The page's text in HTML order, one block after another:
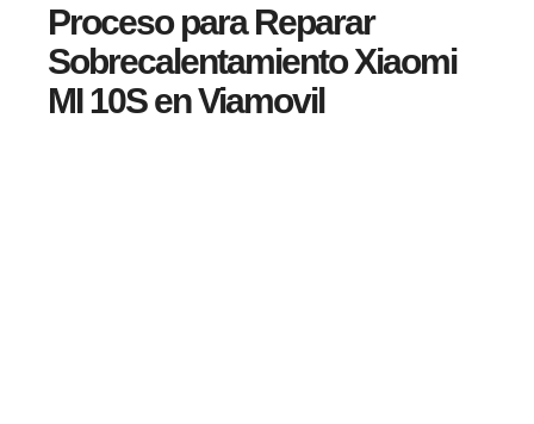
Proceso para Reparar
Sobrecalentamiento Xiaomi
MI 10S en Viamovil